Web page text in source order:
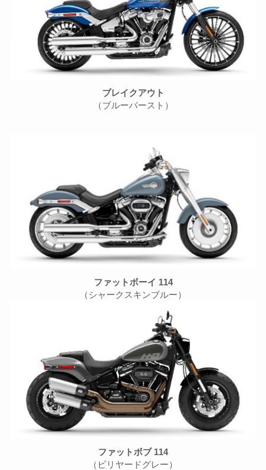
ブレイクアウト
（ブルーバースト）
ファットボーイ 114
（シャークスキンブルー）
ファットボブ 114
（ビリヤードグレー）